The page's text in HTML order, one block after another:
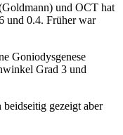
und OCT hat
und 0.4. Früher war
Goniodysgenese
Grad 3 und
gezeigt aber